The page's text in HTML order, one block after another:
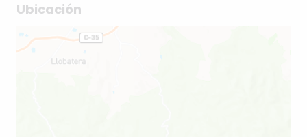
Ubicación